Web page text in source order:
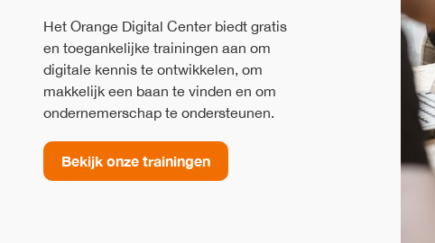
Het Orange Digital Center biedt gratis
en toegankelijke trainingen aan om
digitale kennis te ontwikkelen, om
makkelijk een baan te vinden en om
ondernemerschap te ondersteunen.
Bekijk onze trainingen